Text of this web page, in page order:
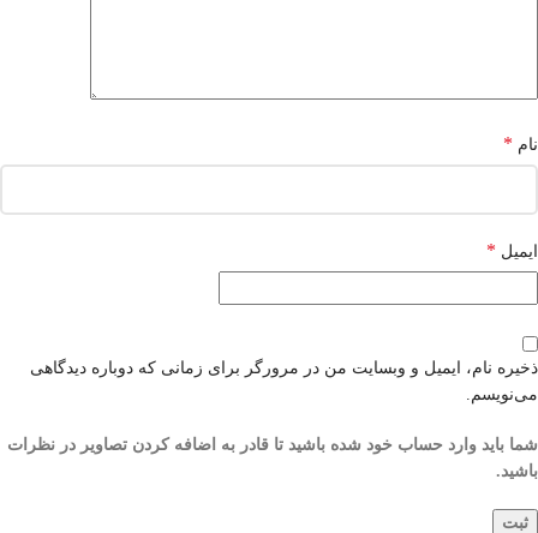
نام *
ایمیل *
ذخیره نام، ایمیل و وبسایت من در مرورگر برای زمانی که دوباره دیدگاهی
می‌نویسم.
شما باید وارد حساب خود شده باشید تا قادر به اضافه کردن تصاویر در نظرات
باشید.